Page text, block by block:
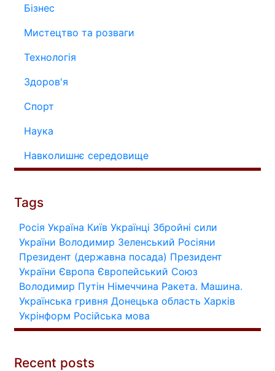
Бізнес
Мистецтво та розваги
Технологія
Здоров'я
Спорт
Наука
Навколишнє середовище
Tags
Росія Україна Київ Українці Збройні сили
України Володимир Зеленський Росіяни
Президент (державна посада) Президент
України Європа Європейський Союз
Володимир Путін Німеччина Ракета. Машина.
Українська гривня Донецька область Харків
Укрінформ Російська мова
Recent posts